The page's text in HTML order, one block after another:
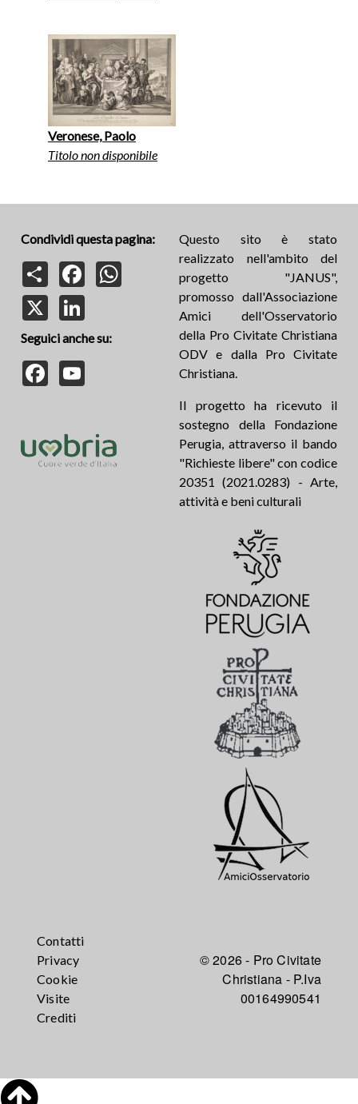
Veronese, Paolo
Titolo non disponibile
Condividi questa pagina:
Share
FacebookWhatsApp
Seguici anche su:
Facebook
Questo sito è stato
realizzato nell'ambito del
progetto "JANUS",
promosso dall'Associazione
Amici dell'Osservatorio
della Pro Civitate Christiana
ODV e dalla Pro Civitate
Christiana.
Il progetto ha ricevuto il
sostegno della Fondazione
Perugia, attraverso il bando
"Richieste libere" con codice
20351 (2021.0283) - Arte,
attività e beni culturali
Contatti
Privacy
Cookie
Visite
Crediti
© 2026 - Pro Civitate
Christiana - P.Iva
00164990541